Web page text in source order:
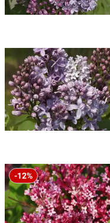
-12%